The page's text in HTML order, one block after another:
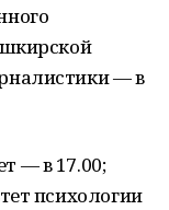
— в
— в 17.00;
психологии